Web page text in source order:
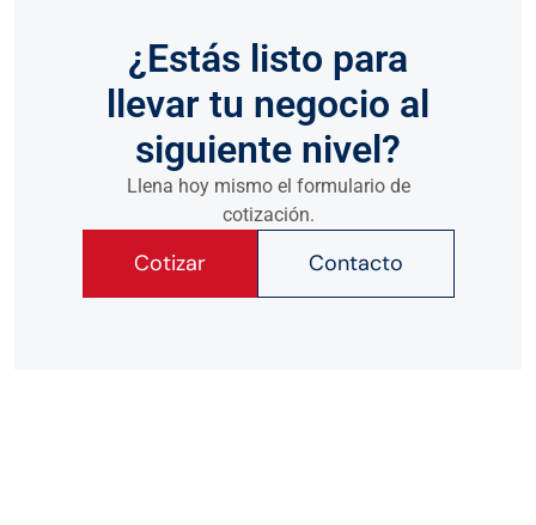
¿Estás listo para
llevar tu negocio al
siguiente nivel?
Llena hoy mismo el formulario de
cotización.
Cotizar Contacto